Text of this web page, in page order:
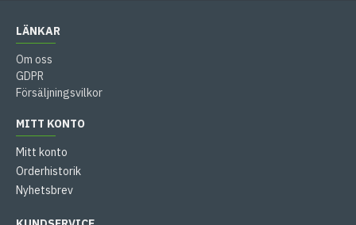
LÄNKAR
Om oss
GDPR
Försäljningsvilkor
MITT KONTO
Mitt konto
Orderhistorik
Nyhetsbrev